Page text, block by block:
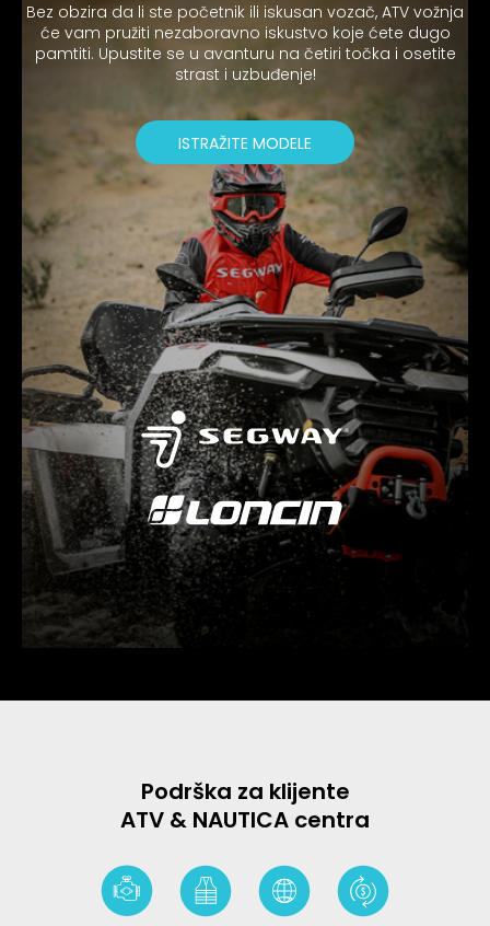
Bez obzira da li ste početnik ili iskusan vozač, ATV vožnja
će vam pružiti nezaboravno iskustvo koje ćete dugo
pamtiti. Upustite se u avanturu na četiri točka i osetite
strast i uzbuđenje!
ISTRAŽITE MODELE
Podrška za klijente
ATV & NAUTICA centra